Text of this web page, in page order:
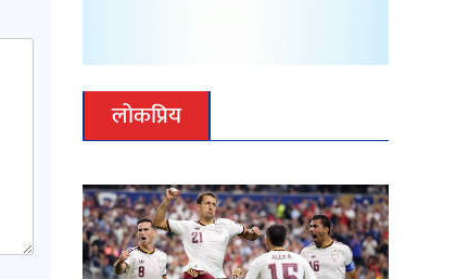
लोकप्रिय